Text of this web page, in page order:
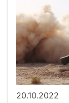
20.10.2022